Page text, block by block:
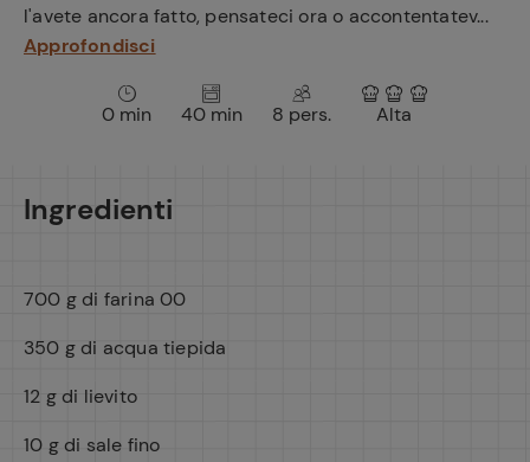
l'avete ancora fatto, pensateci ora o accontentatev...
Approfondisci
0 min 40 min 8 pers. Alta
Ingredienti
700 g di farina 00
350 g di acqua tiepida
12 g di lievito
10 g di sale fino